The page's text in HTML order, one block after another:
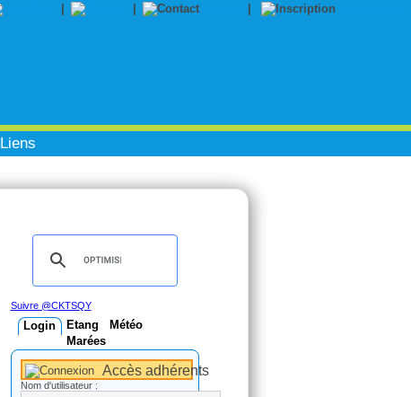
Liens
Suivre @CKTSQY
Login Etang
Météo
Marées
Accès adhérents
Nom d'utilisateur :